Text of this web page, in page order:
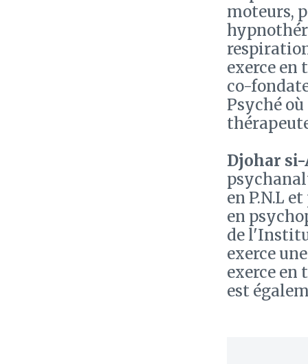
moteurs,
exerce en
co-
Psyché
Djohar
en P.N.L
en
de
exerce
exerce en
est